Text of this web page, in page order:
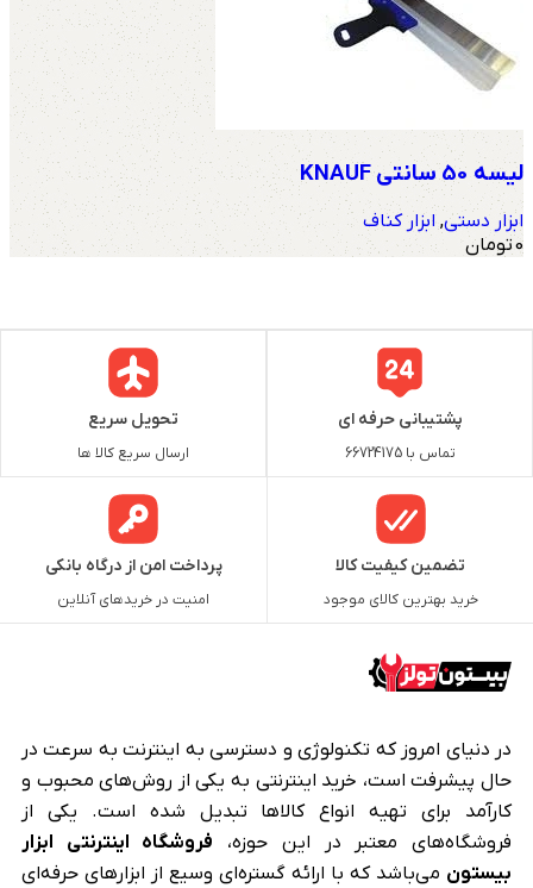
لیسه 50 سانتی KNAUF
ابزار دستی, ابزار کناف
0تومان
پشتیبانی حرفه ای
تماس با 66724175
تحویل سریع
ارسال سریع کالا ها
تضمین کیفیت کالا
خرید بهترین کالای موجود
پرداخت امن از درگاه بانکی
امنیت در خریدهای آنلاین
در دنیای امروز که تکنولوژی و دسترسی به اینترنت به سرعت در
حال پیشرفت است، خرید اینترنتی به یکی از روش‌های محبوب و
کارآمد برای تهیه انواع کالاها تبدیل شده است. یکی از
فروشگاه‌های معتبر در این حوزه، فروشگاه اینترنتی ابزار
بیستون می‌باشد که با ارائه گستره‌ای وسیع از ابزارهای حرفه‌ای